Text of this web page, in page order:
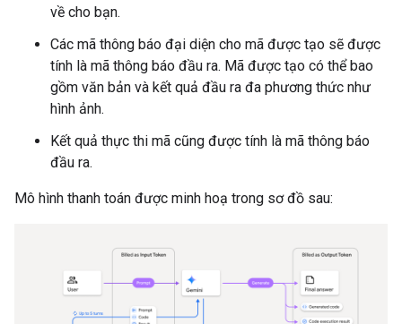
về cho bạn.
Các mã thông báo đại diện cho mã được tạo sẽ được
tính là mã thông báo đầu ra. Mã được tạo có thể bao
gồm văn bản và kết quả đầu ra đa phương thức như
hình ảnh.
Kết quả thực thi mã cũng được tính là mã thông báo
đầu ra.
Mô hình thanh toán được minh hoạ trong sơ đồ sau: